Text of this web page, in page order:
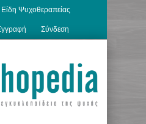
Είδη Ψυχοθεραπείας
Σύνδεση